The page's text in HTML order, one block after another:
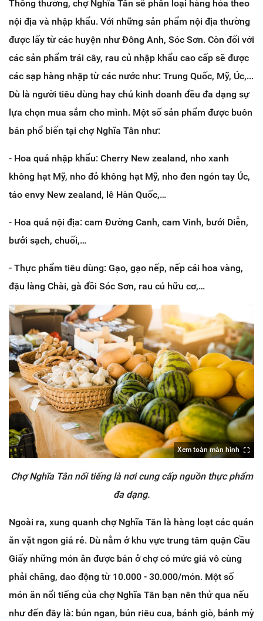
Thông thường, chợ Nghĩa Tân sẽ phân loại hàng hóa theo
nội địa và nhập khẩu. Với những sản phẩm nội địa thường
được lấy từ các huyện như Đông Anh, Sóc Sơn. Còn đối với
các sản phẩm trái cây, rau củ nhập khẩu cao cấp sẽ được
các sạp hàng nhập từ các nước như: Trung Quốc, Mỹ, Úc,...
Dù là người tiêu dùng hay chủ kinh doanh đều đa dạng sự
lựa chọn mua sắm cho mình. Một số sản phẩm được buôn
bán phổ biến tại chợ Nghĩa Tân như:
- Hoa quả nhập khẩu: Cherry New zealand, nho xanh
không hạt Mỹ, nho đỏ không hạt Mỹ, nho đen ngón tay Úc,
táo envy New zealand, lê Hàn Quốc,…
- Hoa quả nội địa: cam Đường Canh, cam Vinh, bưởi Diễn,
bưởi sạch, chuối,…
- Thực phẩm tiêu dùng: Gạo, gạo nếp, nếp cái hoa vàng,
đậu làng Chài, gà đồi Sóc Sơn, rau củ hữu cơ,…
Xem toàn màn hình
Chợ Nghĩa Tân nổi tiếng là nơi cung cấp nguồn thực phẩm
đa dạng.
Ngoài ra, xung quanh chợ Nghĩa Tân là hàng loạt các quán
ăn vặt ngon giá rẻ. Dù nằm ở khu vực trung tâm quận Cầu
Giấy những món ăn được bán ở chợ có mức giá vô cùng
phải chăng, dao động từ 10.000 - 30.000/món. Một số
món ăn nổi tiếng của chợ Nghĩa Tân bạn nên thử qua nếu
như đến đây là: bún ngan, bún riêu cua, bánh giò, bánh mỳ